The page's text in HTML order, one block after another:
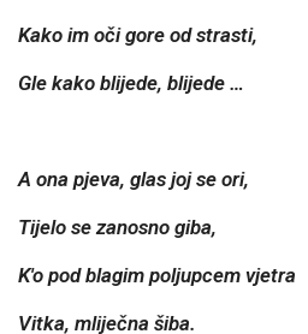
Kako im oči gore od strasti,
Gle kako blijede, blijede …
A ona pjeva, glas joj se ori,
Tijelo se zanosno giba,
K'o pod blagim poljupcem vjetra
Vitka, mliječna šiba.